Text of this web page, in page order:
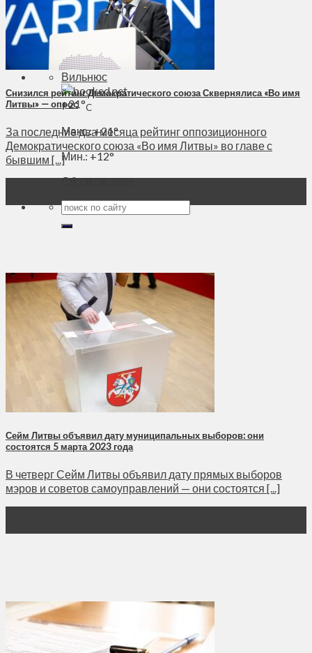
Духовное пространство
Спорт
Технологии
Энергетика
Вильнюс
+21°C
Макс.:+21°
Мин.: +12°
Сб, 08.08.2026
Снизился рейтинг Демократического союза Сквернялиса «Во имя
Литвы» — опрос
За последние два месяца рейтинг оппозиционного
Демократического союза «Во имя Литвы» во главе с
бывшим [...]
Сейм Литвы объявил дату муниципальных выборов: они
состоятся 5 марта 2023 года
В четверг Сейм Литвы объявил дату прямых выборов
мэров и советов самоуправлений — они состоятся [...]